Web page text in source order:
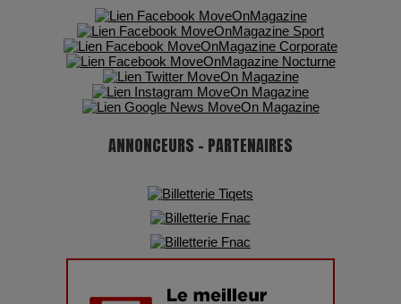
Adieu Jean-Pat : rire au bord du précipice
Pharaonic Festival 2025 : 10 ans d’électro sous les
montagnes, une fête à ne pas manquer
ANNONCEURS - PARTENAIRES